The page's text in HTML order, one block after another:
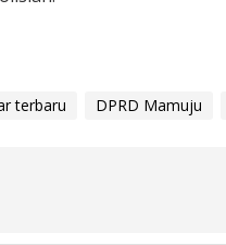
terbaru DPRD Mamuju